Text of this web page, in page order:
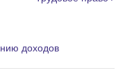
доходов